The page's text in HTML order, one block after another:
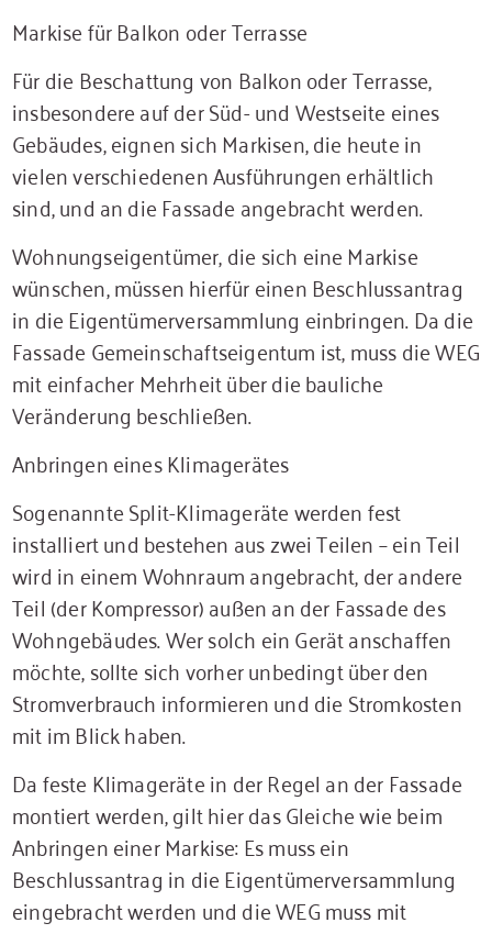
Markise für Balkon oder Terrasse
Für die Beschattung von Balkon oder Terrasse,
insbesondere auf der Süd- und Westseite eines
Gebäudes, eignen sich Markisen, die heute in
vielen verschiedenen Ausführungen erhältlich
sind, und an die Fassade angebracht werden.
Wohnungseigentümer, die sich eine Markise
wünschen, müssen hierfür einen Beschlussantrag
in die Eigentümerversammlung einbringen. Da die
Fassade Gemeinschaftseigentum ist, muss die WEG
mit einfacher Mehrheit über die bauliche
Veränderung beschließen.
Anbringen eines Klimagerätes
Sogenannte Split-Klimageräte werden fest
installiert und bestehen aus zwei Teilen – ein Teil
wird in einem Wohnraum angebracht, der andere
Teil (der Kompressor) außen an der Fassade des
Wohngebäudes. Wer solch ein Gerät anschaffen
möchte, sollte sich vorher unbedingt über den
Stromverbrauch informieren und die Stromkosten
mit im Blick haben.
Da feste Klimageräte in der Regel an der Fassade
montiert werden, gilt hier das Gleiche wie beim
Anbringen einer Markise: Es muss ein
Beschlussantrag in die Eigentümerversammlung
eingebracht werden und die WEG muss mit